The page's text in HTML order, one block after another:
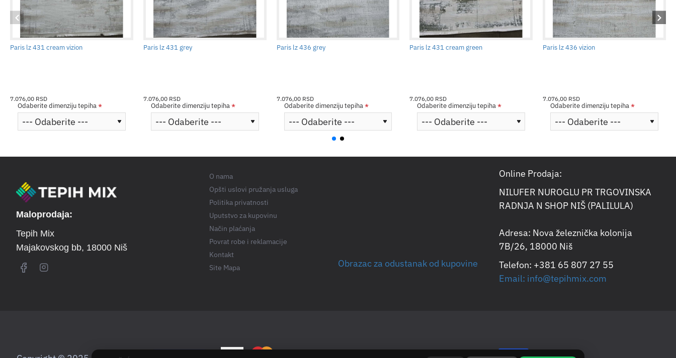
Paris lz 431 cream vizion
7.076,00 RSD
Odaberite dimenziju tepiha
Paris lz 431 grey
7.076,00 RSD
Odaberite dimenziju tepiha
Paris lz 436 grey
7.076,00 RSD
Odaberite dimenziju tepiha
Paris lz 431 cream green
7.076,00 RSD
Odaberite dimenziju tepiha
Paris lz 436 vizion
7.076,00 RSD
Odaberite dimenziju tepiha
Maloprodaja:
Tepih Mix
Majakovskog bb, 18000 Niš
O nama
Opšti uslovi pružanja usluga
Politika privatnosti
Uputstvo za kupovinu
Način plaćanja
Povrat robe i reklamacije
Kontakt
Site Mapa
Obrazac za odustanak od kupovine
Online Prodaja:
NILUFER NUROGLU PR TRGOVINSKA
RADNJA N SHOP NIŠ (PALILULA)
Adresa: Nova železnička kolonija
7B/26, 18000 Niš
Telefon: +381 65 807 27 55
Email: info@tepihmix.com